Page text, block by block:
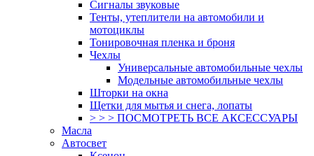
Сигналы звуковые
Тенты, утеплители на автомобили и
мотоциклы
Тонировочная пленка и броня
Чехлы
Универсальные автомобильные чехлы
Модельные автомобильные чехлы
Шторки на окна
Щетки для мытья и снега, лопаты
> > > ПОСМОТРЕТЬ ВСЕ АКСЕССУАРЫ
Масла
Автосвет